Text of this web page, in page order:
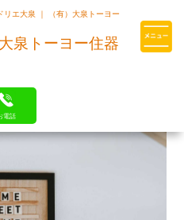
厳しい基準を
リエ大泉 ｜ （有）大泉トーヨー
泉トーヨー住器
電話